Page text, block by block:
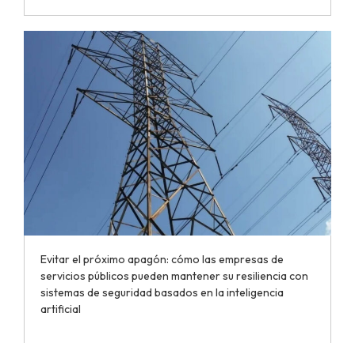
Evitar el próximo apagón: cómo las empresas de
servicios públicos pueden mantener su resiliencia con
sistemas de seguridad basados en la inteligencia
artificial